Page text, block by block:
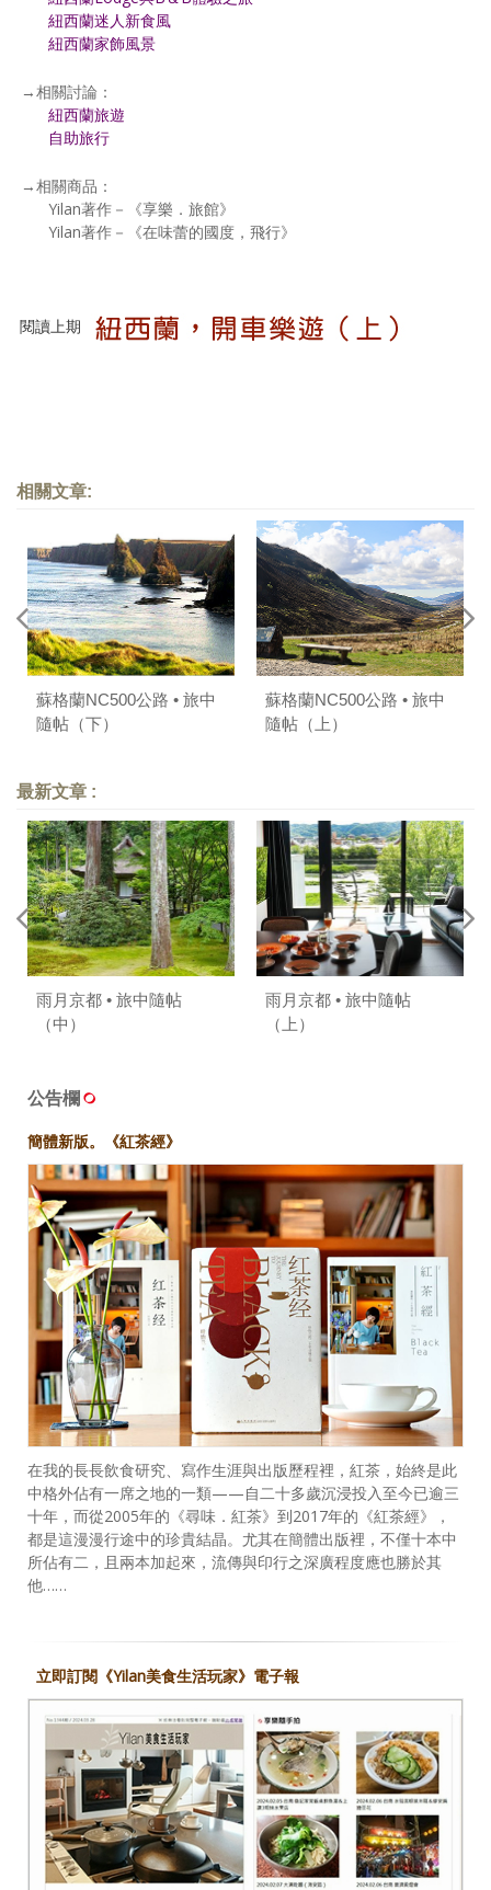
紐西蘭迷人新食風
紐西蘭家飾風景
→相關討論：
紐西蘭旅遊
自助旅行
→相關商品：
Yilan著作－《享樂．旅館》
Yilan著作－《在味蕾的國度，飛行》
閱讀上期
相關文章:
蘇格蘭NC500公路 • 旅中
隨帖（下）
蘇格蘭NC500公路 • 旅中
隨帖（上）
最新文章 :
雨月京都 • 旅中隨帖
（中）
雨月京都 • 旅中隨帖
（上）
公告欄
簡體新版。《紅茶經》
在我的長長飲食研究、寫作生涯與出版歷程裡，紅茶，始終是此
中格外佔有一席之地的一類——自二十多歲沉浸投入至今已逾三
十年，而從2005年的《尋味．紅茶》到2017年的《紅茶經》，
都是這漫漫行途中的珍貴結晶。尤其在簡體出版裡，不僅十本中
所佔有二，且兩本加起來，流傳與印行之深廣程度應也勝於其
他……
立即訂閱《Yilan美食生活玩家》電子報